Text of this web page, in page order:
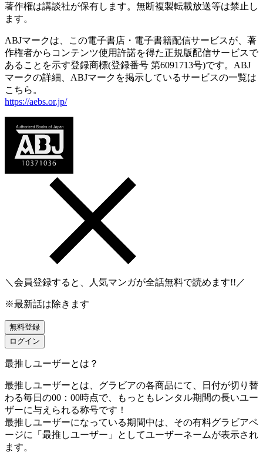
著作権は講談社が保有します。無断複製転載放送等は禁止し
ます。
ABJマークは、この電子書店・電子書籍配信サービスが、著
作権者からコンテンツ使用許諾を得た正規版配信サービスで
あることを示す登録商標(登録番号 第6091713号)です。ABJ
マークの詳細、ABJマークを掲示しているサービスの一覧は
こちら。
https://aebs.or.jp/
＼会員登録すると、人気マンガが全話無料で読めます!!／
※最新話は除きます
無料登録
ログイン
最推しユーザーとは？
最推しユーザーとは、グラビアの各商品にて、日付が切り替
わる毎日の00：00時点で、
もっともレンタル期間の長いユー
ザーに与えられる称号です！
最推しユーザーになっている期間中は、 その有料グラビアペ
ージに「最推しユーザー」としてユーザーネームが表示され
ます。